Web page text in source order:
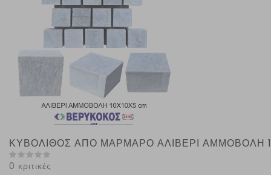
ΚΥΒΟΛΙΘΟΣ ΑΠΟ ΜΑΡΜΑΡΟ ΑΛΙΒΕΡΙ ΑΜΜΟΒΟΛΗ
0 κριτικές